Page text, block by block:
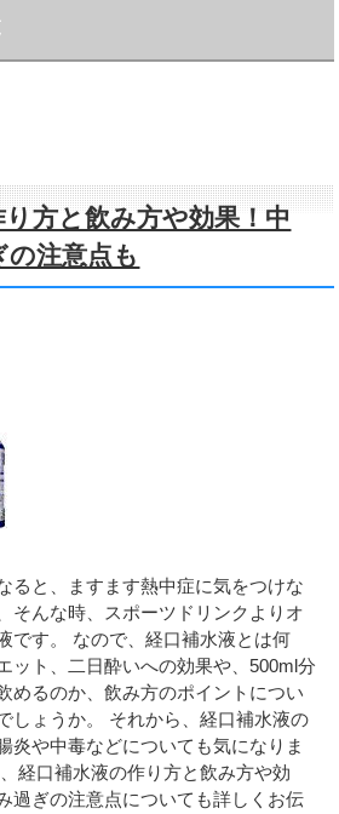
方と飲み方や効果！中
注意点も
ると、ますます熱中症に気をつけな
そんな時、スポーツドリンクよりオ
です。 なので、経口補水液とは何
ット、二日酔いへの効果や、500ml分
めるのか、飲み方のポイントについ
しょうか。 それから、経口補水液の
炎や中毒などについても気になりま
経口補水液の作り方と飲み方や効
過ぎの注意点についても詳しくお伝